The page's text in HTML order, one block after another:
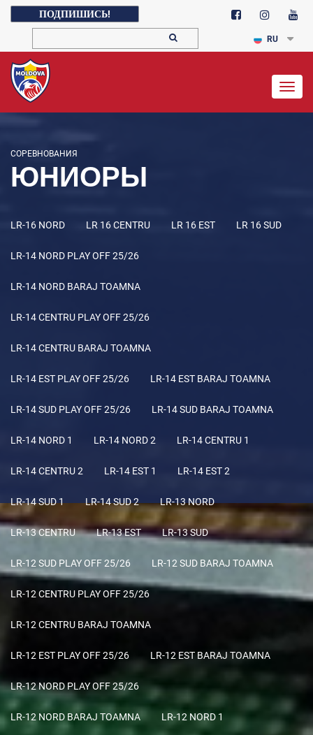
ПОДПИШИСЬ!
RU
СОРЕВНОВАНИЯ
ЮНИОРЫ
LR-16 NORD LR 16 CENTRU LR 16 EST LR 16 SUD
LR-14 NORD PLAY OFF 25/26
LR-14 NORD BARAJ TOAMNA
LR-14 CENTRU PLAY OFF 25/26
LR-14 CENTRU BARAJ TOAMNA
LR-14 EST PLAY OFF 25/26 LR-14 EST BARAJ TOAMNA
LR-14 SUD PLAY OFF 25/26 LR-14 SUD BARAJ TOAMNA
LR-14 NORD 1 LR-14 NORD 2 LR-14 CENTRU 1
LR-14 CENTRU 2 LR-14 EST 1 LR-14 EST 2
LR-14 SUD 1 LR-14 SUD 2 LR-13 NORD
LR-13 CENTRU LR-13 EST LR-13 SUD
LR-12 SUD PLAY OFF 25/26 LR-12 SUD BARAJ TOAMNA
LR-12 CENTRU PLAY OFF 25/26
LR-12 CENTRU BARAJ TOAMNA
LR-12 EST PLAY OFF 25/26 LR-12 EST BARAJ TOAMNA
LR-12 NORD PLAY OFF 25/26
LR-12 NORD BARAJ TOAMNA LR-12 NORD 1